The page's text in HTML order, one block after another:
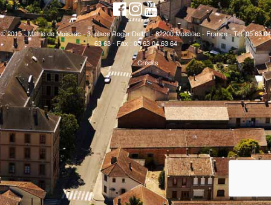
© 2015 - Mairie de Moissac - 3, place Roger Delthil - 82200 Moissac - France - Tél. 05 63 04
63 63 - Fax : 05 63 04 63 64
Crédits